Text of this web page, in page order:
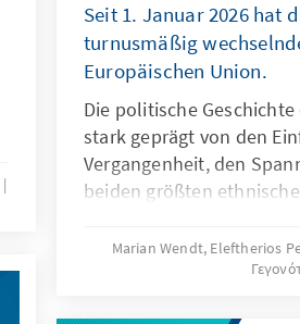
Seit 1. Januar 2026 hat
turnusmäßig
Europäischen Union.
Die politische
stark geprägt von den
Vergangenheit, den
beiden größten
Zyprioten – sowie vom
internationaler Akteure.
Marian Wendt, Eleftherios